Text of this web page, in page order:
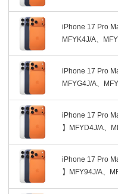
iPhone 17 Pro
MFYK4J/A、
iPhone 17 Pro
MFYG4J/A、
iPhone 17 Pro
】MFYD4J/A、
iPhone 17 Pro
】MFY94J/A、